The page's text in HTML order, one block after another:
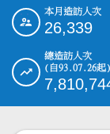
::: 本月造訪人次
26,339
總造訪人次
(自93.07.26起)